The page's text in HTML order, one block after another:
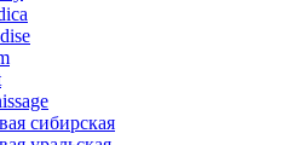
сибирская